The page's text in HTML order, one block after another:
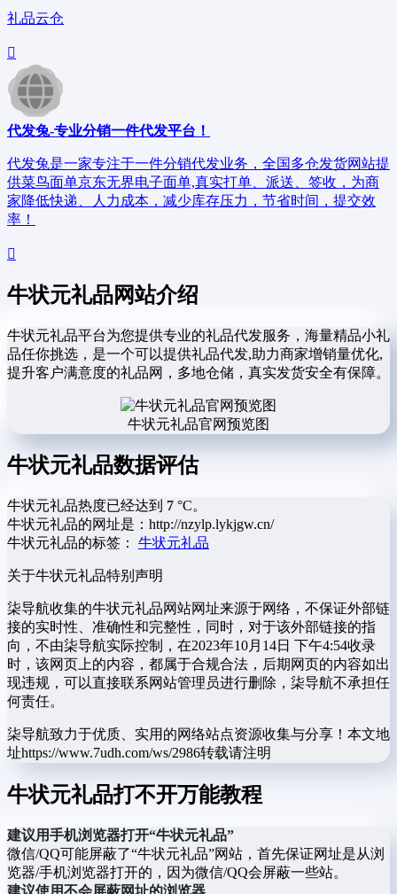
礼品云仓
代发兔-专业分销一件代发平台！
代发兔是一家专注于一件分销代发业务，全国多仓发货网站提
供菜鸟面单京东无界电子面单,真实打单、派送、签收，为商
家降低快递、人力成本，减少库存压力，节省时间，提交效
率！
牛状元礼品网站介绍
牛状元礼品平台为您提供专业的礼品代发服务，海量精品小礼
品任你挑选，是一个可以提供礼品代发,助力商家增销量优化,
提升客户满意度的礼品网，多地仓储，真实发货安全有保障。
牛状元礼品官网预览图
牛状元礼品数据评估
牛状元礼品热度已经达到 7 °C。
牛状元礼品的网址是：http://nzylp.lykjgw.cn/
牛状元礼品的标签： 牛状元礼品
关于牛状元礼品特别声明
柒导航收集的牛状元礼品网站网址来源于网络，不保证外部链
接的实时性、准确性和完整性，同时，对于该外部链接的指
向，不由柒导航实际控制，在2023年10月14日 下午4:54收录
时，该网页上的内容，都属于合规合法，后期网页的内容如出
现违规，可以直接联系网站管理员进行删除，柒导航不承担任
何责任。
柒导航致力于优质、实用的网络站点资源收集与分享！ 本文地
址https://www.7udh.com/ws/2986转载请注明
牛状元礼品打不开万能教程
建议用手机浏览器打开“牛状元礼品”
微信/QQ可能屏蔽了“牛状元礼品”网站，首先保证网址是从浏
览器/手机浏览器打开的，因为微信/QQ会屏蔽一些站。